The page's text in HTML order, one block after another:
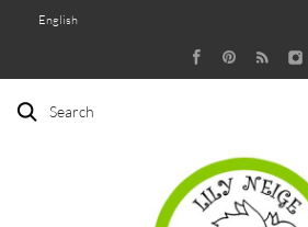
English
Search